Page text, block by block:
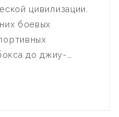
цивилизации.
боевых
до джиу-
В этой статье